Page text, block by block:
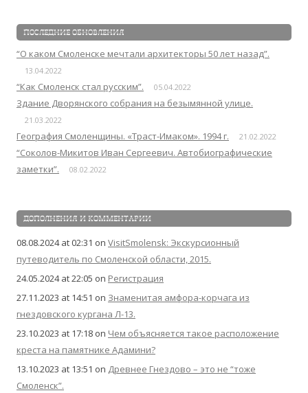
ПОСЛЕДНИЕ ОБНОВЛЕНИЯ
“О каком Смоленске мечтали архитекторы 50 лет назад”.
13.04.2022
“Как Смоленск стал русским”. 05.04.2022
Здание Дворянского собрания на безымянной улице.
21.03.2022
География Смоленщины. «Траст-Имаком». 1994 г. 21.02.2022
“Соколов-Микитов Иван Сергеевич. Автобиографические
заметки”.
08.02.2022
ДОПОЛНЕНИЯ И КОММЕНТАРИИ
08.08.2024 at 02:31 on VisitSmolensk: Экскурсионный
путеводитель по Смоленской области, 2015.
24.05.2024 at 22:05 on Регистрация
27.11.2023 at 14:51 on Знаменитая амфора-корчага из
гнездовского кургана Л-13.
23.10.2023 at 17:18 on Чем объясняется такое расположение
креста на памятнике Адамини?
13.10.2023 at 13:51 on Древнее Гнездово – это не “тоже
Смоленск”.